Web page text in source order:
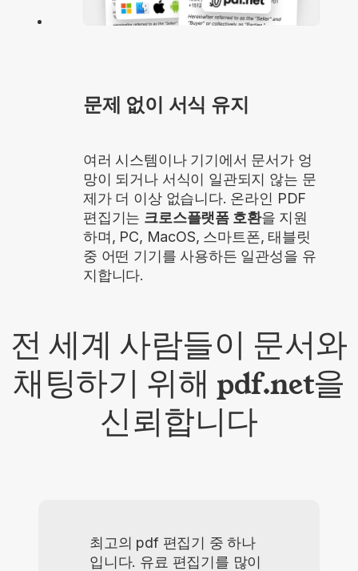
문제 없이 서식 유지
여러 시스템이나 기기에서 문서가 엉
망이 되거나 서식이 일관되지 않는 문
제가 더 이상 없습니다. 온라인 PDF
편집기는 크로스플랫폼 호환을 지원
하며, PC, MacOS, 스마트폰, 태블릿
중 어떤 기기를 사용하든 일관성을 유
지합니다.
전 세계 사람들이 문서와
채팅하기 위해 pdf.net을
신뢰합니다
최고의 pdf 편집기 중 하나
입니다. 유료 편집기를 많이